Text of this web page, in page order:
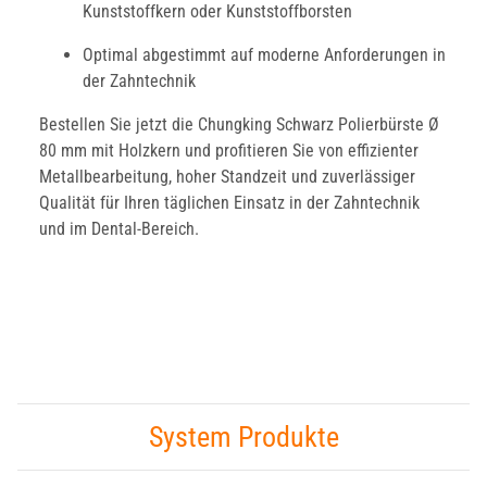
Kunststoffkern oder Kunststoffborsten
Optimal abgestimmt auf moderne Anforderungen in
der Zahntechnik
Bestellen Sie jetzt die Chungking Schwarz Polierbürste Ø
80 mm mit Holzkern und profitieren Sie von effizienter
Metallbearbeitung, hoher Standzeit und zuverlässiger
Qualität für Ihren täglichen Einsatz in der Zahntechnik
und im Dental-Bereich.
System Produkte